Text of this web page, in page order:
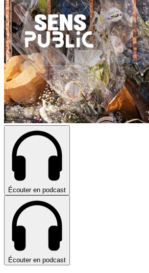
Écouter en podcast
Écouter en podcast